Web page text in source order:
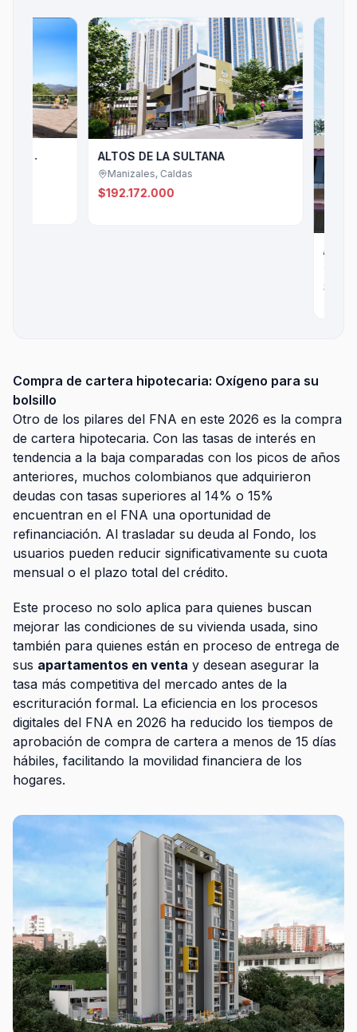
ALTOS DE LA SULTANA
Manizales, Caldas
$192.172.000
ALTOS DEL
Compra de cartera hipotecaria: Oxígeno para su
bolsillo
Otro de los pilares del FNA en este 2026 es la compra
de cartera hipotecaria. Con las tasas de interés en
tendencia a la baja comparadas con los picos de años
anteriores, muchos colombianos que adquirieron
deudas con tasas superiores al 14% o 15%
encuentran en el FNA una oportunidad de
refinanciación. Al trasladar su deuda al Fondo, los
usuarios pueden reducir significativamente su cuota
mensual o el plazo total del crédito.
Este proceso no solo aplica para quienes buscan
mejorar las condiciones de su vivienda usada, sino
también para quienes están en proceso de entrega de
sus apartamentos en venta y desean asegurar la
tasa más competitiva del mercado antes de la
escrituración formal. La eficiencia en los procesos
digitales del FNA en 2026 ha reducido los tiempos de
aprobación de compra de cartera a menos de 15 días
hábiles, facilitando la movilidad financiera de los
hogares.